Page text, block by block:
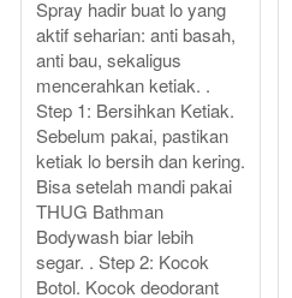
Spray hadir buat lo yang
aktif seharian: anti basah,
anti bau, sekaligus
mencerahkan ketiak. .
Step 1: Bersihkan Ketiak.
Sebelum pakai, pastikan
ketiak lo bersih dan kering.
Bisa setelah mandi pakai
THUG Bathman
Bodywash biar lebih
segar. . Step 2: Kocok
Botol. Kocok deodorant